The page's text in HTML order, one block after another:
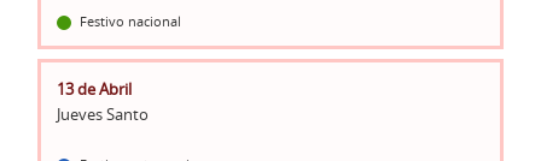
Festivo nacional
13 de Abril
Jueves Santo